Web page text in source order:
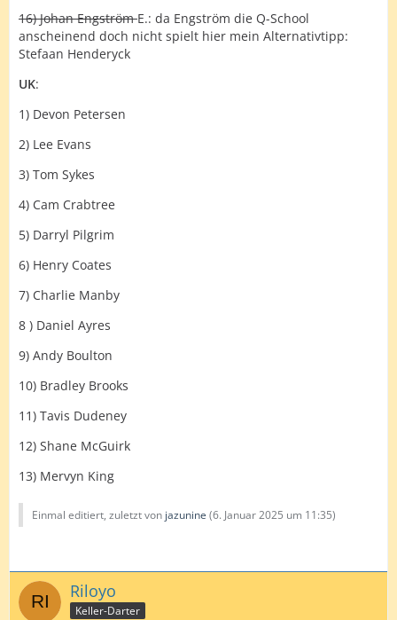
16) Johan EngströmE.: da Engström die Q-School
anscheinend doch nicht spielt hier mein Alternativtipp:
Stefaan Henderyck
UK:
1) Devon Petersen
2) Lee Evans
3) Tom Sykes
4) Cam Crabtree
5) Darryl Pilgrim
6) Henry Coates
7) Charlie Manby
8 ) Daniel Ayres
9) Andy Boulton
10) Bradley Brooks
11) Tavis Dudeney
12) Shane McGuirk
13) Mervyn King
Einmal editiert, zuletzt von jazunine (6. Januar 2025 um 11:35)
Riloyo
Keller-Darter